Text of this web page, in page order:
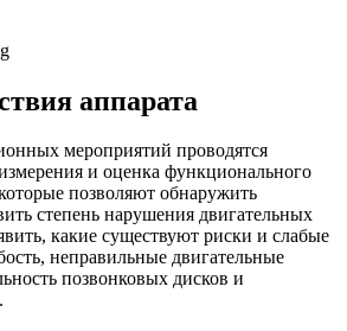
аппарата
мероприятий проводятся
и оценка функционального
позволяют обнаружить
степень нарушения двигательных
какие существуют риски и слабые
неправильные двигательные
позвонковых дисков и